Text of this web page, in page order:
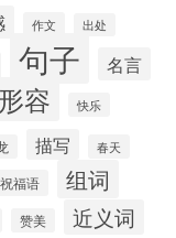
作文 出处
句子 名言
形容 快乐
描写 春天
祝福语 组词
赞美 近义词